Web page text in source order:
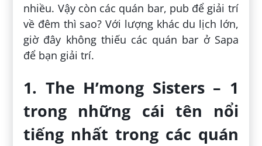
nhiều. Vậy còn các quán bar, pub để giải trí
về đêm thì sao? Với lượng khác du lịch lớn,
giờ đây không thiếu các quán bar ở Sapa
để bạn giải trí.
1. The H’mong Sisters – 1
trong những cái tên nổi
tiếng nhất trong các quán